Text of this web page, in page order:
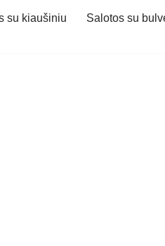
su kiaušiniu
Salotos su